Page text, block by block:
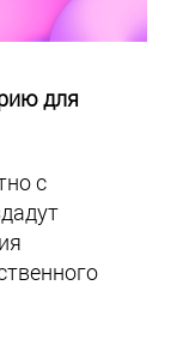
для
с